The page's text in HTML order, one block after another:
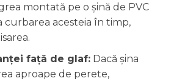
montată pe o șină de PVC
curbarea acesteia în timp,
față de glaf: Dacă șina
aproape de perete,